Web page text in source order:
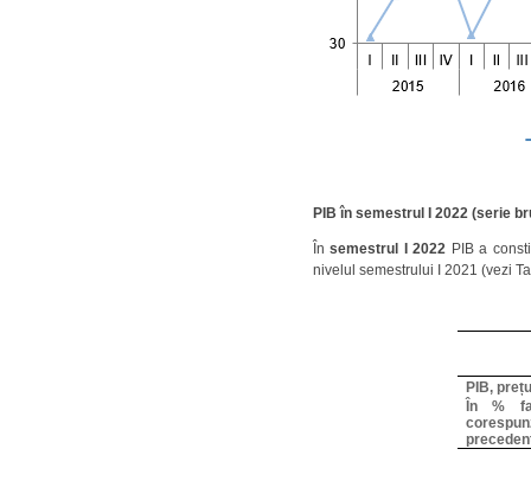
PIB în semestrul I 2022 (serie
În semestrul I 2022 PIB a
nivelul semestrului I 2021 (vezi
PIB,
În %